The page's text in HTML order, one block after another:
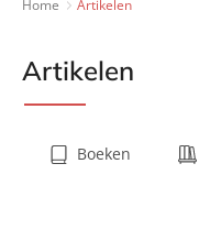
Home Artikelen
Artikelen
Boeken